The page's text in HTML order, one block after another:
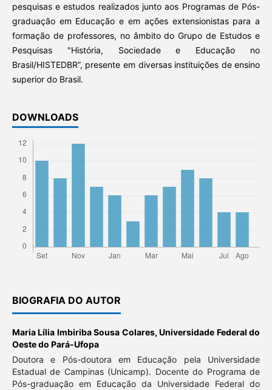
pesquisas e estudos realizados junto aos Programas de Pós-
graduação em Educação e em ações extensionistas para a
formação de professores, no âmbito do Grupo de Estudos e
Pesquisas "História, Sociedade e Educação no
Brasil/HISTEDBR”, presente em diversas instituições de ensino
superior do Brasil.
DOWNLOADS
BIOGRAFIA DO AUTOR
Maria Lília Imbiriba Sousa Colares,Universidade Federal do
Oeste do Pará-Ufopa
Doutora e Pós-doutora em Educação pela Universidade
Estadual de Campinas (Unicamp). Docente do Programa de
Pós-graduação em Educação da Universidade Federal do